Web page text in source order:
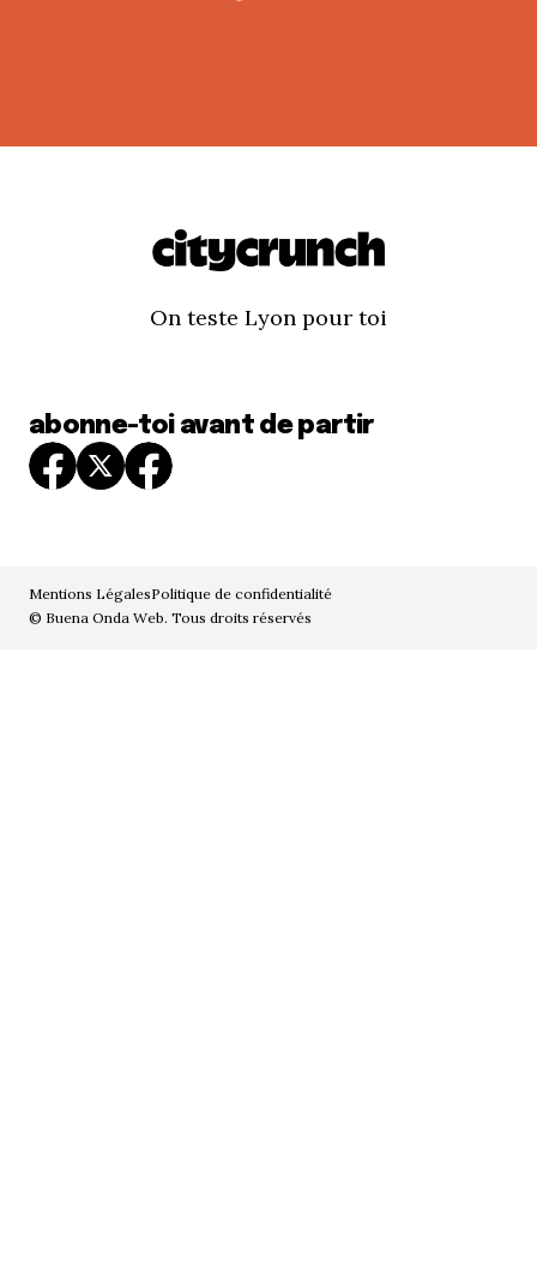
On teste Lyon pour toi
abonne-toi avant de partir
Mentions LégalesPolitique de confidentialité
© Buena Onda Web. Tous droits réservés